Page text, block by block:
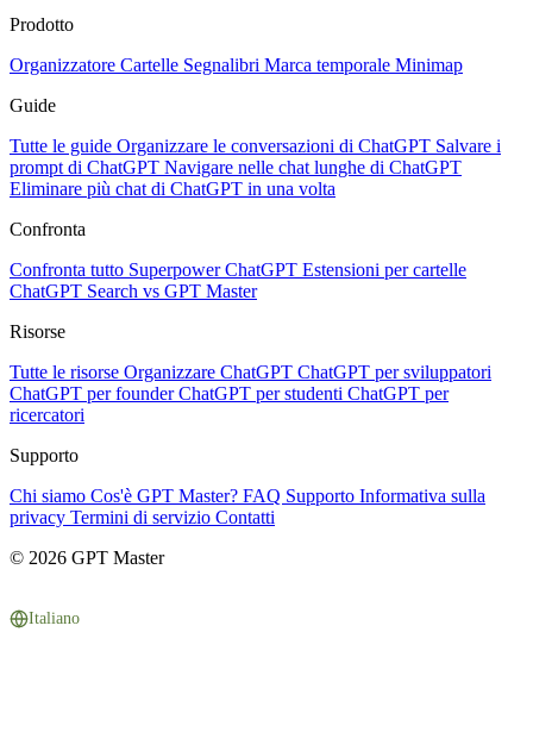
Prodotto
Organizzatore Cartelle Segnalibri Marca temporale Minimap
Guide
Tutte le guide Organizzare le conversazioni di ChatGPT Salvare i
prompt di ChatGPT Navigare nelle chat lunghe di ChatGPT
Eliminare più chat di ChatGPT in una volta
Confronta
Confronta tutto Superpower ChatGPT Estensioni per cartelle
ChatGPT Search vs GPT Master
Risorse
Tutte le risorse Organizzare ChatGPT ChatGPT per sviluppatori
ChatGPT per founderChatGPT per studenti ChatGPT per
ricercatori
Supporto
Chi siamo Cos'è GPT Master? FAQ Supporto Informativa sulla
privacy Termini di servizio Contatti
© 2026 GPT Master
Italiano